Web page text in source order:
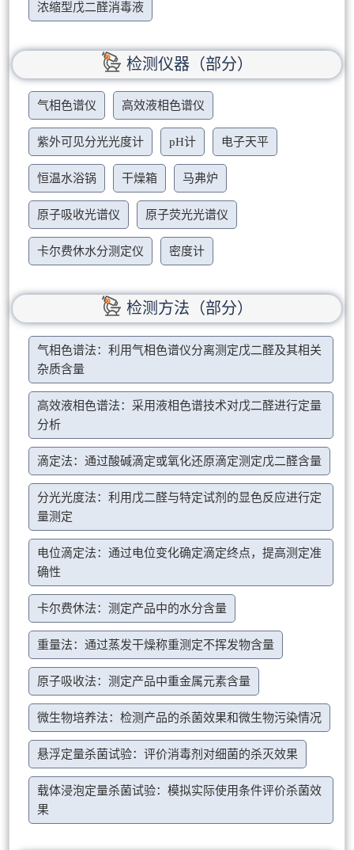
浓缩型戊二醛消毒液
检测仪器（部分）
气相色谱仪 高效液相色谱仪
紫外可见分光光度计 pH计 电子天平
恒温水浴锅 干燥箱 马弗炉
原子吸收光谱仪 原子荧光光谱仪
卡尔费休水分测定仪 密度计
检测方法（部分）
气相色谱法：利用气相色谱仪分离测定戊二醛及其相关
杂质含量
高效液相色谱法：采用液相色谱技术对戊二醛进行定量
分析
滴定法：通过酸碱滴定或氧化还原滴定测定戊二醛含量
分光光度法：利用戊二醛与特定试剂的显色反应进行定
量测定
电位滴定法：通过电位变化确定滴定终点，提高测定准
确性
卡尔费休法：测定产品中的水分含量
重量法：通过蒸发干燥称重测定不挥发物含量
原子吸收法：测定产品中重金属元素含量
微生物培养法：检测产品的杀菌效果和微生物污染情况
悬浮定量杀菌试验：评价消毒剂对细菌的杀灭效果
载体浸泡定量杀菌试验：模拟实际使用条件评价杀菌效
果